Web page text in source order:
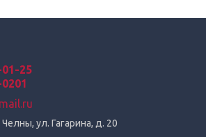
01-25
ул. Гагарина, д. 20